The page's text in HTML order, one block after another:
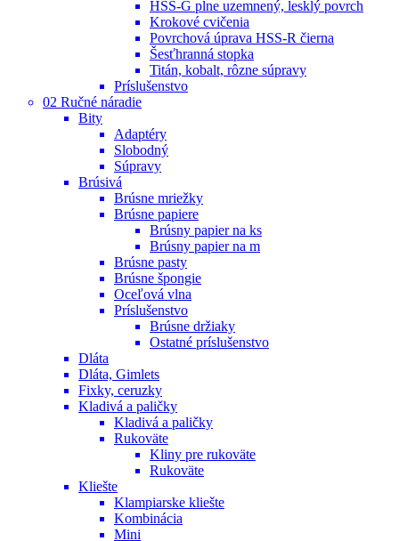
HSS-G plne uzemnený, lesklý povrch
Krokové cvičenia
Povrchová úprava HSS-R čierna
Šesťhranná stopka
Titán, kobalt, rôzne súpravy
Príslušenstvo
02 Ručné náradie
Bity
Adaptéry
Slobodný
Súpravy
Brúsivá
Brúsne mriežky
Brúsne papiere
Brúsny papier na ks
Brúsny papier na m
Brúsne pasty
Brúsne špongie
Oceľová vlna
Príslušenstvo
Brúsne držiaky
Ostatné príslušenstvo
Dláta
Dláta, Gimlets
Fixky, ceruzky
Kladivá a paličky
Kladivá a paličky
Rukoväte
Kliny pre rukoväte
Rukoväte
Kliešte
Klampiarske kliešte
Kombinácia
Mini